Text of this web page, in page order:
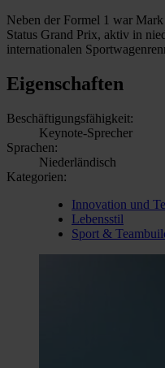
Neben der Formel 1 war
Status Grand Prix, aktiv in
internationalen
Eigenschaften
Beschäftigungsfähigkeit:
Keynote-Sprecher
Sprachen:
Niederländisch
Kategorien:
Innovation und
Lebensstil
Sport &